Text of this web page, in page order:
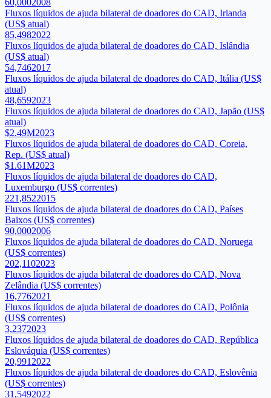
60,0002008
Fluxos líquidos de ajuda bilateral de doadores do CAD, Irlanda
(US$ atual)
85,4982022
Fluxos líquidos de ajuda bilateral de doadores do CAD, Islândia
(US$ atual)
54,7462017
Fluxos líquidos de ajuda bilateral de doadores do CAD, Itália (US$
atual)
48,6592023
Fluxos líquidos de ajuda bilateral de doadores do CAD, Japão (US$
atual)
$2.49M2023
Fluxos líquidos de ajuda bilateral de doadores do CAD, Coreia,
Rep. (US$ atual)
$1.61M2023
Fluxos líquidos de ajuda bilateral de doadores do CAD,
Luxemburgo (US$ correntes)
221,8522015
Fluxos líquidos de ajuda bilateral de doadores do CAD, Países
Baixos (US$ correntes)
90,0002006
Fluxos líquidos de ajuda bilateral de doadores do CAD, Noruega
(US$ correntes)
202,1102023
Fluxos líquidos de ajuda bilateral de doadores do CAD, Nova
Zelândia (US$ correntes)
16,7762021
Fluxos líquidos de ajuda bilateral de doadores do CAD, Polônia
(US$ correntes)
3,2372023
Fluxos líquidos de ajuda bilateral de doadores do CAD, República
Eslováquia (US$ correntes)
20,991 2022
Fluxos líquidos de ajuda bilateral de doadores do CAD, Eslovênia
(US$ correntes)
31,5492022